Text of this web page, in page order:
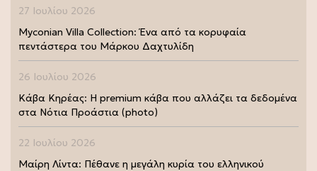
27 Ιουλίου 2026
Myconian Villa Collection: Ένα από τα κορυφαία
πεντάστερα του Μάρκου Δαχτυλίδη
26 Ιουλίου 2026
Κάβα Κηρέας: Η premium κάβα που αλλάζει τα δεδομένα
στα Νότια Προάστια (photo)
22 Ιουλίου 2026
Μαίρη Λίντα: Πέθανε η μεγάλη κυρία του ελληνικού